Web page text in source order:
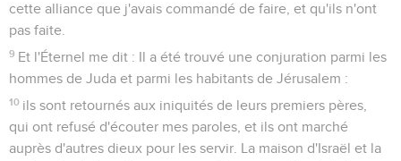
cette alliance que j'avais commandé de faire, et qu'ils n'ont
pas faite.
9 Et l'Éternel me dit : Il a été trouvé une conjuration parmi les
hommes de Juda et parmi les habitants de Jérusalem :
10 ils sont retournés aux iniquités de leurs premiers pères,
qui ont refusé d'écouter mes paroles, et ils ont marché
auprès d'autres dieux pour les servir. La maison d'Israël et la